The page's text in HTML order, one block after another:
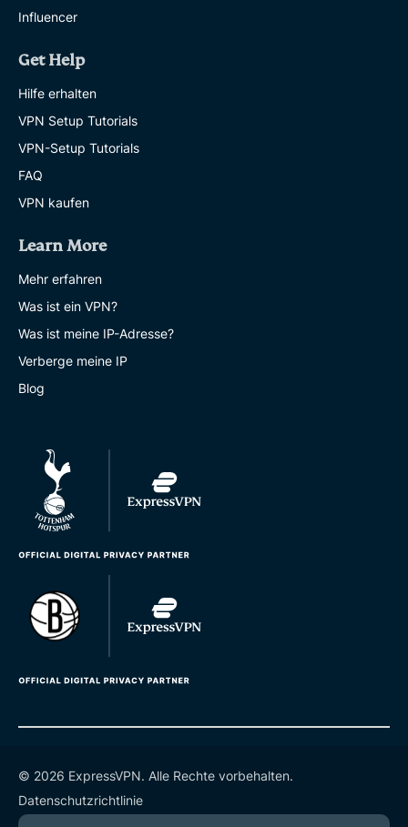
Influencer
Get Help
Hilfe erhalten
VPN Setup Tutorials
VPN-Setup Tutorials
FAQ
VPN kaufen
Learn More
Mehr erfahren
Was ist ein VPN?
Was ist meine IP-Adresse?
Verberge meine IP
Blog
© 2026 ExpressVPN. Alle Rechte vorbehalten.
Datenschutzrichtlinie